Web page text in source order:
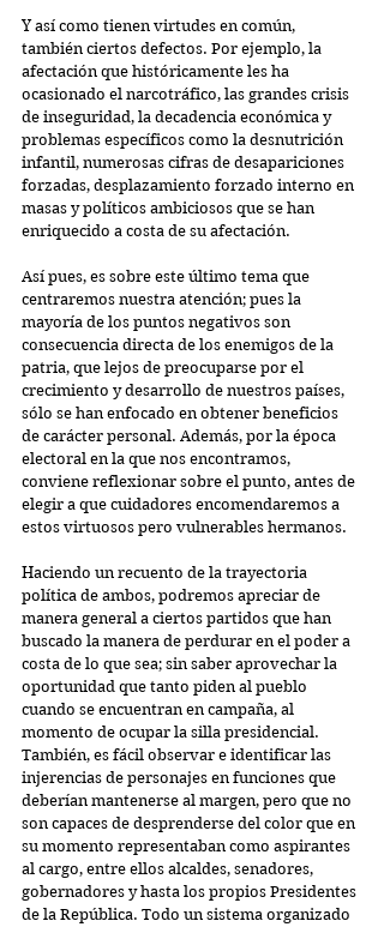
Y así como tienen virtudes en común,
también ciertos defectos. Por ejemplo, la
afectación que históricamente les ha
ocasionado el narcotráfico, las grandes crisis
de inseguridad, la decadencia económica y
problemas específicos como la desnutrición
infantil, numerosas cifras de desapariciones
forzadas, desplazamiento forzado interno en
masas y políticos ambiciosos que se han
enriquecido a costa de su afectación.
Así pues, es sobre este último tema que
centraremos nuestra atención; pues la
mayoría de los puntos negativos son
consecuencia directa de los enemigos de la
patria, que lejos de preocuparse por el
crecimiento y desarrollo de nuestros países,
sólo se han enfocado en obtener beneficios
de carácter personal. Además, por la época
electoral en la que nos encontramos,
conviene reflexionar sobre el punto, antes de
elegir a que cuidadores encomendaremos a
estos virtuosos pero vulnerables hermanos.
Haciendo un recuento de la trayectoria
política de ambos, podremos apreciar de
manera general a ciertos partidos que han
buscado la manera de perdurar en el poder a
costa de lo que sea; sin saber aprovechar la
oportunidad que tanto piden al pueblo
cuando se encuentran en campaña, al
momento de ocupar la silla presidencial.
También, es fácil observar e identificar las
injerencias de personajes en funciones que
deberían mantenerse al margen, pero que no
son capaces de desprenderse del color que en
su momento representaban como aspirantes
al cargo, entre ellos alcaldes, senadores,
gobernadores y hasta los propios Presidentes
de la República. Todo un sistema organizado